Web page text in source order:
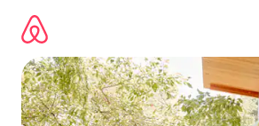
innehåll